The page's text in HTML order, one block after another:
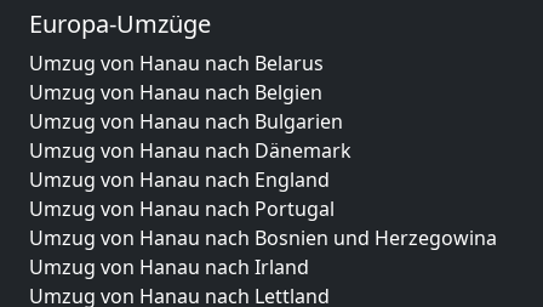
Europa-Umzüge
Umzug von Hanau nach Belarus
Umzug von Hanau nach Belgien
Umzug von Hanau nach Bulgarien
Umzug von Hanau nach Dänemark
Umzug von Hanau nach England
Umzug von Hanau nach Portugal
Umzug von Hanau nach Bosnien und Herzegowina
Umzug von Hanau nach Irland
Umzug von Hanau nach Lettland